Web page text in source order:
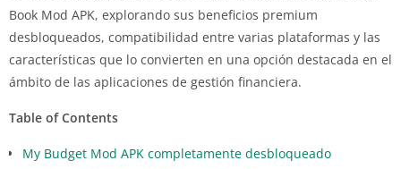
Book Mod APK, explorando sus beneficios premium
desbloqueados, compatibilidad entre varias plataformas y las
características que lo convierten en una opción destacada en el
ámbito de las aplicaciones de gestión financiera.
Table of Contents
My Budget Mod APK completamente desbloqueado